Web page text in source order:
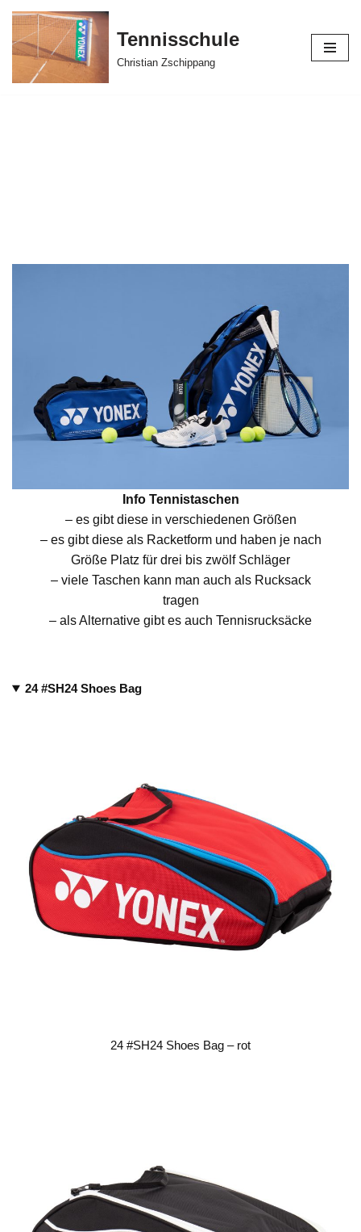
Zum
Inhalt
springen
Tennisschule
Christian Zschippang
Info Tennistaschen
– es gibt diese in verschiedenen Größen
– es gibt diese als Racketform und haben je nach
Größe Platz für drei bis zwölf Schläger
– viele Taschen kann man auch als Rucksack
tragen
– als Alternative gibt es auch Tennisrucksäcke
24 #SH24 Shoes Bag
24 #SH24 Shoes Bag – rot